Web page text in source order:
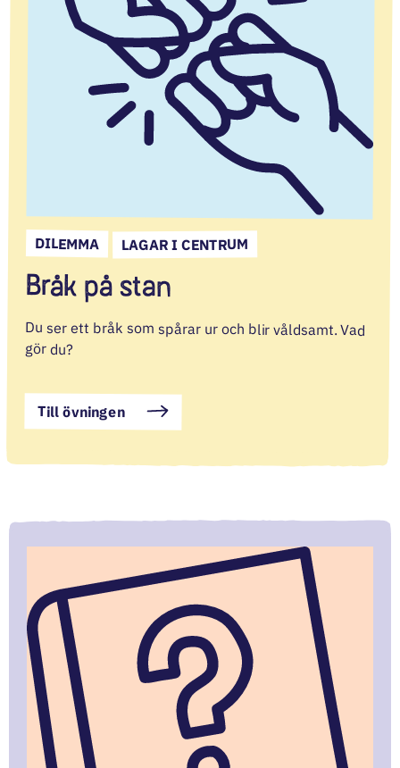
DILEMMA LAGAR I CENTRUM
Bråk på stan
Du ser ett bråk som spårar ur och blir våldsamt. Vad
gör du?
Till övningen